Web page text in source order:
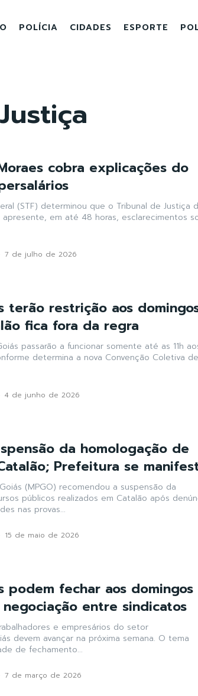
POLÍCIA CIDADES ESPORTE
cobra explicações do
(STF) determinou que o Tribunal de Justiça
apresente, em até 48 horas, esclarecimentos
7 de julho de 2026
terão restrição aos
fica fora da regra
passarão a funcionar somente até as 11h
determina a nova Convenção Coletiva de
4 de junho de 2026
da homologação de
Prefeitura se
(MPGO) recomendou a suspensão da
públicos realizados em Catalão após
nas provas...
15 de maio de 2026
podem fechar aos domingos
negociação entre sindicatos
e empresários do setor
devem avançar na próxima semana. O tema
de fechamento...
7 de março de 2026